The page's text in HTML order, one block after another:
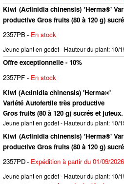
Kiwi (Actinidia chinensis) 'Herma®'
productive Gros fruits (80 à 120 g)
2357PB- En stock
Jeune plant en godet - Hauteur du plant: 10/
Offre exceptionnelle - 10%
2357PF - En stock
Kiwi (Actinidia chinensis) 'Herma®'
Variété Autofertile très productive
Gros fruits (80 à 120 g) sucrés et juteux.
Jeune plant en godet - Hauteur du plant: 10/
Kiwi (Actinidia chinensis) 'Herma®'
productive Gros fruits (80 à 120 g)
2357PD- Expédition à partir du 01/09/2026
Jeune plant en godet - Hauteur du plant: 10/